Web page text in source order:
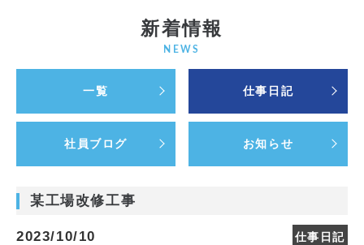
新着情報
NEWS
一覧 仕事日記
社員ブログ お知らせ
某工場改修工事
2023/10/10 仕事日記